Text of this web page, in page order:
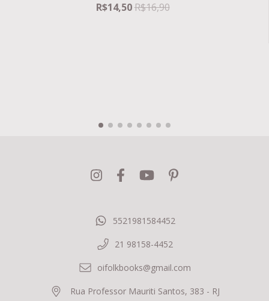
R$14,50R$16,90
5521981584452
21 98158-4452
oifolkbooks@gmail.com
Rua Professor Mauriti Santos, 383 - RJ